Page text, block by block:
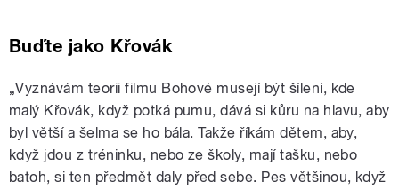
Buďte jako Křovák
„Vyznávám teorii filmu Bohové musejí být šílení, kde
malý Křovák, když potká pumu, dává si kůru na hlavu, aby
byl větší a šelma se ho bála. Takže říkám dětem, aby,
když jdou z tréninku, nebo ze školy, mají tašku, nebo
batoh, si ten předmět daly před sebe. Pes většinou, když